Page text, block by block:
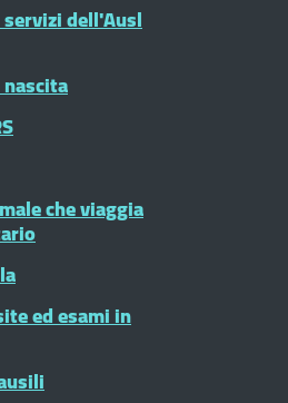
dell'Ausl
che viaggia
ed esami in